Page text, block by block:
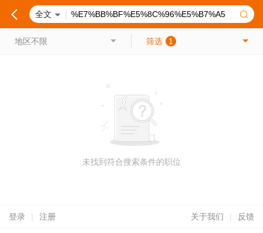
全文
地区不限 筛选 1
未找到符合搜索条件的职位
登录 | 注册 关于我们 | 反馈